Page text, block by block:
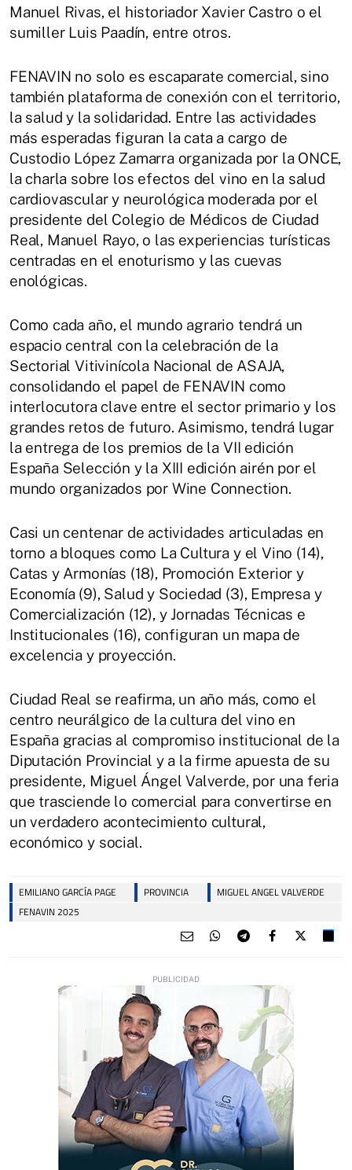
Manuel Rivas, el historiador Xavier Castro o el
sumiller Luis Paadín, entre otros.
FENAVIN no solo es escaparate comercial, sino
también plataforma de conexión con el territorio,
la salud y la solidaridad. Entre las actividades
más esperadas figuran la cata a cargo de
Custodio López Zamarra organizada por la ONCE,
la charla sobre los efectos del vino en la salud
cardiovascular y neurológica moderada por el
presidente del Colegio de Médicos de Ciudad
Real, Manuel Rayo, o las experiencias turísticas
centradas en el enoturismo y las cuevas
enológicas.
Como cada año, el mundo agrario tendrá un
espacio central con la celebración de la
Sectorial Vitivinícola Nacional de ASAJA,
consolidando el papel de FENAVIN como
interlocutora clave entre el sector primario y los
grandes retos de futuro. Asimismo, tendrá lugar
la entrega de los premios de la VII edición
España Selección y la XIII edición airén por el
mundo organizados por Wine Connection.
Casi un centenar de actividades articuladas en
torno a bloques como La Cultura y el Vino (14),
Catas y Armonías (18), Promoción Exterior y
Economía (9), Salud y Sociedad (3), Empresa y
Comercialización (12), y Jornadas Técnicas e
Institucionales (16), configuran un mapa de
excelencia y proyección.
Ciudad Real se reafirma, un año más, como el
centro neurálgico de la cultura del vino en
España gracias al compromiso institucional de la
Diputación Provincial y a la firme apuesta de su
presidente, Miguel Ángel Valverde, por una feria
que trasciende lo comercial para convertirse en
un verdadero acontecimiento cultural,
económico y social.
EMILIANO GARCÍA PAGE PROVINCIA
MIGUEL ANGEL VALVERDE
FENAVIN 2025